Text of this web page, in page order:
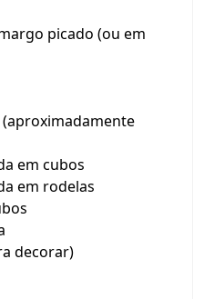
picado (ou em
em cubos
em rodelas
decorar)